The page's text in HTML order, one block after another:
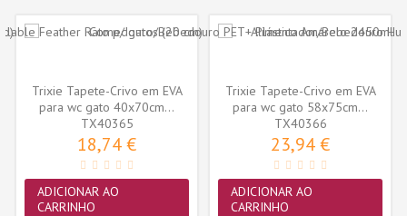
Trixie Tapete-Crivo em EVA
para wc gato 40x70cm...
TX40365
18,74 €
ADICIONAR AO
CARRINHO
Trixie Tapete-Crivo em EVA
para wc gato 58x75cm...
TX40366
23,94 €
ADICIONAR AO
CARRINHO